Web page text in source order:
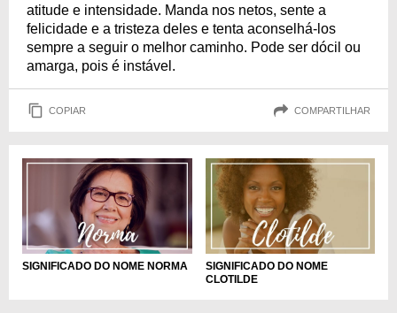
atitude e intensidade. Manda nos netos, sente a
felicidade e a tristeza deles e tenta aconselhá-los
sempre a seguir o melhor caminho. Pode ser dócil ou
amarga, pois é instável.
COPIAR COMPARTILHAR
SIGNIFICADO DO NOME NORMA
SIGNIFICADO DO NOME
CLOTILDE